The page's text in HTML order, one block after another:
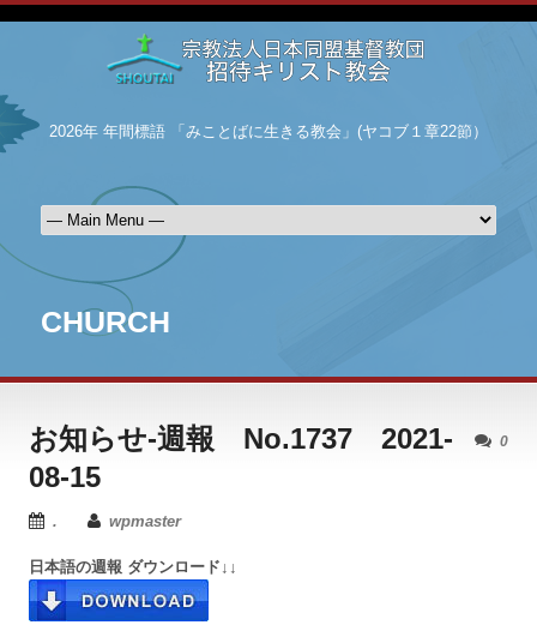
2026年 年間標語 「みことばに生きる教会」(ヤコブ１章22節）
CHURCH
0
お知らせ-週報 No.1737 2021-
08-15
. wpmaster
日本語の週報 ダウンロード↓↓